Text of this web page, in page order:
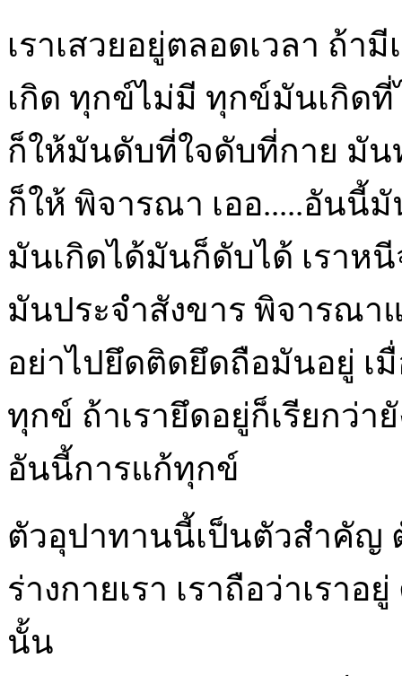
เราเสวยอยู่ตลอดเวลา ถ้
เกิด ทุกข์ไม่มี ทุกข์มันเกิดที่
ก็ให้มันดับที่ใจดับที่กาย มั
ก็ให้ พิจารณา เออ.....อันนี้
มันเกิดได้มันก็ดับได้ เราห
มันประจำสังขาร พิจารณา
อย่าไปยึดติดยึดถือมันอยู่ เมื่
ทุกข์ ถ้าเรายึดอยู่ก็เรียกว่า
อันนี้การแก้ทุกข์
ตัวอุปาทานนี้เป็นตัวสำคัญ
ร่างกายเรา เราถือว่าเรา
นั้น